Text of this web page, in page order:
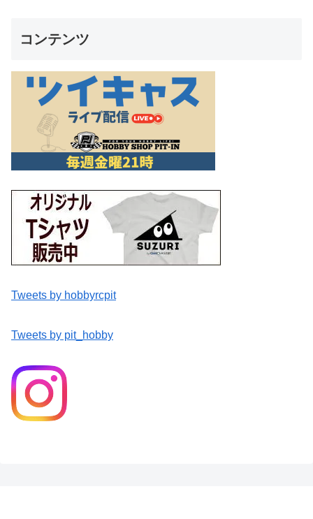
コンテンツ
Tweets by hobbyrcpit
Tweets by pit_hobby